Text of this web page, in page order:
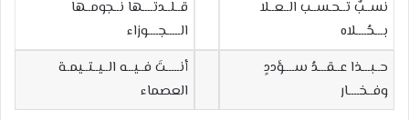
نســبٌ تــحـســب الــعــلا
بـــحُــــلاه
قــلــدتــــها نــجومــها
الـــــجــــوزاء
حــبـــذا عــقـــدُ ســــؤددٍ
وفــخــــار
أنـــــتَ فــيـــه الــيــتــيمــة
العصماء